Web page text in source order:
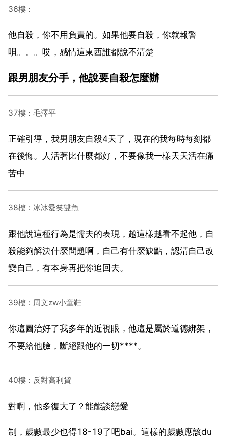
36樓：
他自殺，你不用負責的。如果他要自殺，你就報警
唄。。。哎，感情這東西誰都說不清楚
跟男朋友分手，他說要自殺怎麼辦
37樓：毛澤平
正確引導，我男朋友自殺4天了，現在的我每時每刻都
在後悔。人活著比什麼都好，不要像我一樣天天活在痛
苦中
38樓：冰冰愛笑雙魚
跟他說這種行為是懦夫的表現，越這樣越看不起他，自
殺能夠解決什麼問題啊，自己有什麼缺點，認清自己改
變自己，有本身再把你追回去。
39樓：周文zw小童鞋
你這圖治好了我多年的近視眼，他這是屬於道德綁架，
不要給他臉，斷絕跟他的一切****。
40樓：反對高利貸
對啊，他多復大了？能能談戀愛
制，歲數最少也得18-19了吧bai。這樣的歲數應該du